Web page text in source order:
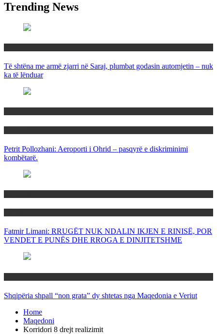
Trending News
Të shtëna me armë zjarri në Saraj, plumbat godasin automjetin – nuk
ka të lënduar
Petrit Pollozhani: Aeroporti i Ohrid – pasqyrë e diskriminimi
kombëtarë.
Fatmir Limani: RRUGËT NUK NDALIN IKJEN E RINISË, POR
VENDET E PUNËS DHE RROGA E DINJITETSHME
Shqipëria shpall “non grata” dy shtetas nga Maqedonia e Veriut
Home
Maqedoni
Korridori 8 drejt realizimit